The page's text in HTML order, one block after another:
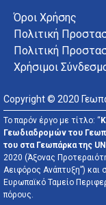
FOOTER MENU
Όροι Χρήσης
Πολιτική
Πολιτική
Χρήσιμοι
Copyright © 2020
Το παρόν έργο με τίτλο: “
Γεωδιαδρομών του
του στα Γεωπάρκα της
2020 (Άξονας
Αειφόρος Ανάπτυξη”) και
Ευρωπαϊκό Ταμείο
πόρους.